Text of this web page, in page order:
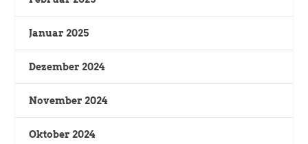
Januar 2025
Dezember 2024
November 2024
Oktober 2024